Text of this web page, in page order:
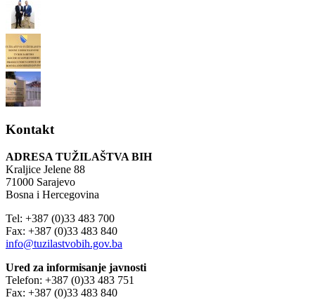
Kontakt
ADRESA TUŽILAŠTVA BIH
Kraljice Jelene 88
71000 Sarajevo
Bosna i Hercegovina
Tel: +387 (0)33 483 700
Fax: +387 (0)33 483 840
info@tuzilastvobih.gov.ba
Ured za informisanje javnosti
Telefon: +387 (0)33 483 751
Fax: +387 (0)33 483 840